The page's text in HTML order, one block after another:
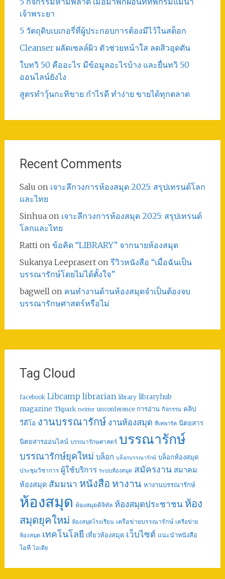
เจ้าพระยา
5 วัตถุดิบเบเกอรี่ที่ผู้ประกอบการต้องมีไว้ในสต็อก
Cleanser ผลัดเซลล์ผิว ตัวช่วยหน้าใส ลดสิวอุดตัน
ใบทวิ 50 คืออะไร มีข้อมูลอะไรบ้าง และยื่นทวิ 50
ออนไลน์ยังไง
สูตรทําวุ้นกะทิขาย กำไรดี ทำง่าย ขายได้ทุกตลาด
Recent Comments
Salu on เจาะลึกวงการห้องสมุด 2025: สรุปเทรนด์โลก
และไทย
Sinhuaon เจาะลึกวงการห้องสมุด 2025: สรุปเทรนด์
โลกและไทย
Rattion ข้อคิด “LIBRARY” จากนายห้องสมุด
Sukanya Leepraserton รีวิวหนังสือ “เมื่อฉันเป็น
บรรณารักษ์โดยไม่ได้ตั้งใจ”
bagwellon คนทำงานด้านห้องสมุดจำเป็นต้องจบ
บรรณารักษศาสตร์หรือไม่
Tag Cloud
facebook Libcamp librarian library libraryhub
magazine Tkpark twitter unconference การอ่าน กิจกรรม คลิป
วีดีโอ งานบรรณารักษ์ งานห้องสมุด ทีเคพาร์ค นิตยสาร
นิตยสารออนไลน์ บรรณารักษศาสตร์ บรรณารักษ์
บรรณารักษ์ยุคใหม่ บล็อก บล็อกบรรณารักษ์ บล็อกห้องสมุด
ประชุมวิชาการ ผู้ใช้บริการ ระบบห้องสมุด สมัครงาน สมาคม
ห้องสมุด สัมมนา หนังสือ หางาน หางานบรรณารักษ์
ห้องสมุด ห้องสมุดดิจิทัล ห้องสมุดประชาชน ห้อง
สมุดยุคใหม่ ห้องสมุดโรงเรียน เครือข่ายบรรณารักษ์ เครือข่าย
ห้องสมุด เทคโนโลยี เที่ยวห้องสมุด เว็บไซต์ แนะนำหนังสือ
ไอที ไอเดีย